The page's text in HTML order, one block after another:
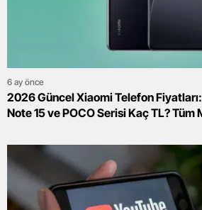
6 ay önce
2026 Güncel Xiaomi Telefon
Note 15 ve POCO Serisi Kaç TL? Tüm